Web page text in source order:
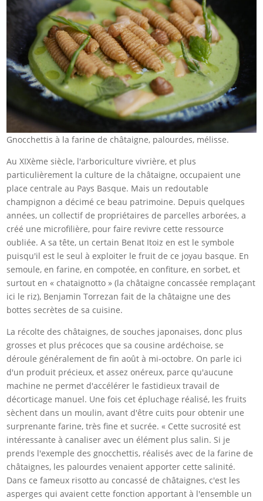
Gnocchettis à la farine de châtaigne, palourdes, mélisse.
Au XIXème siècle, l'arboriculture vivrière, et plus
particulièrement la culture de la châtaigne, occupaient une
place centrale au Pays Basque. Mais un redoutable
champignon a décimé ce beau patrimoine. Depuis quelques
années, un collectif de propriétaires de parcelles arborées, a
créé une microfilière, pour faire revivre cette ressource
oubliée. A sa tête, un certain Benat Itoiz en est le symbole
puisqu'il est le seul à exploiter le fruit de ce joyau basque. En
semoule, en farine, en compotée, en confiture, en sorbet, et
surtout en « chataignotto » (la châtaigne concassée remplaçant
ici le riz), Benjamin Torrezan fait de la châtaigne une des
bottes secrètes de sa cuisine.
La récolte des châtaignes, de souches japonaises, donc plus
grosses et plus précoces que sa cousine ardéchoise, se
déroule généralement de fin août à mi-octobre. On parle ici
d'un produit précieux, et assez onéreux, parce qu'aucune
machine ne permet d'accélérer le fastidieux travail de
décorticage manuel. Une fois cet épluchage réalisé, les fruits
sèchent dans un moulin, avant d'être cuits pour obtenir une
surprenante farine, très fine et sucrée. « Cette sucrosité est
intéressante à canaliser avec un élément plus salin. Si je
prends l'exemple des gnocchettis, réalisés avec de la farine de
châtaignes, les palourdes venaient apporter cette salinité.
Dans ce fameux risotto au concassé de châtaignes, c'est les
asperges qui avaient cette fonction apportant à l'ensemble un